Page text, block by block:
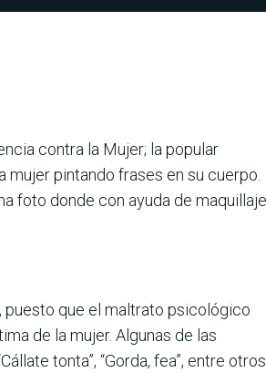
contra la Mujer; la popular
pintando frases en su cuerpo.
foto donde con ayuda de maquillaje
puesto que el maltrato psicológico
de la mujer. Algunas de las
tonta”, “Gorda, fea”, entre otros